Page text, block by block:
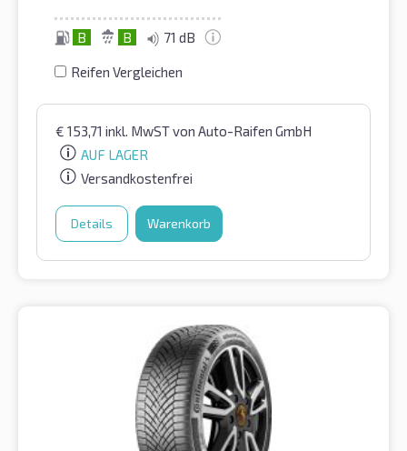
B B 71 dB
Reifen Vergleichen
€ 153,71 inkl. MwSTvon Auto-Raifen GmbH
AUF LAGER
Versandkostenfrei
Details Warenkorb